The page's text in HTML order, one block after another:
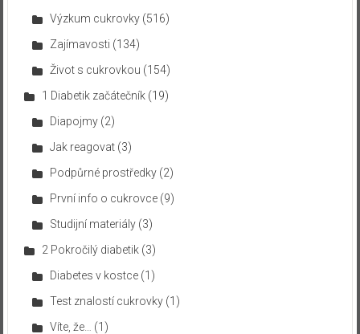
Výzkum cukrovky(516)
Zajímavosti (134)
Život s cukrovkou (154)
1 Diabetik začátečník(19)
Diapojmy(2)
Jak reagovat(3)
Podpůrné prostředky(2)
První info o cukrovce(9)
Studijní materiály(3)
2 Pokročilý diabetik(3)
Diabetes v kostce(1)
Test znalostí cukrovky(1)
Víte, že…
(1)